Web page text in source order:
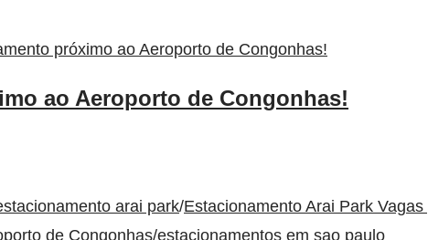
ao Aeroporto de Congonhas!
arai park/Estacionamento Arai Park
de Congonhas/estacionamentos em sao paulo